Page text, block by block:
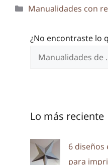
Categorías
Manualidades con
¿No encontraste lo
Lo más reciente
6 diseños
para